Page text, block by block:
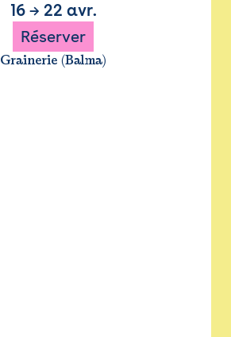
16→ 22 avr.
Réserver
Grainerie (Balma)